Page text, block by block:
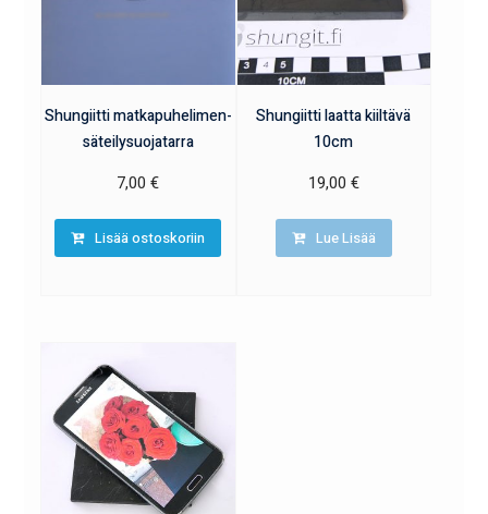
Shungiitti matkapuhelimen-
säteilysuojatarra
7,00€
Lisää ostoskoriin
Shungiitti laatta kiiltävä
10cm
19,00 €
Lue Lisää